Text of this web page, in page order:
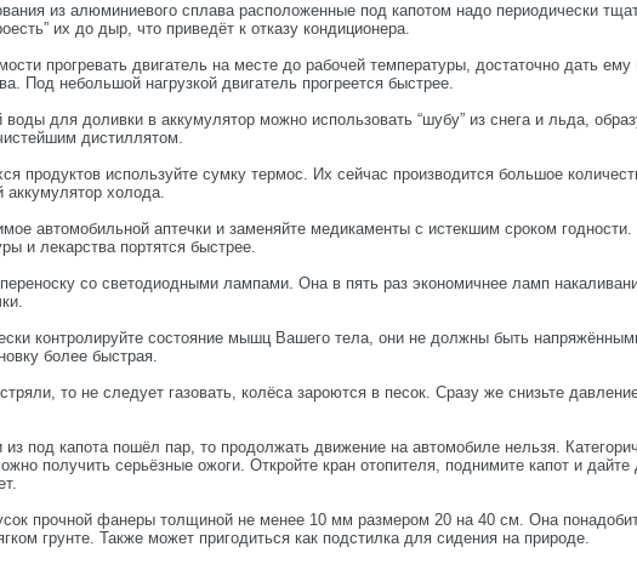
из алюминиевого сплава расположенные под капотом надо периодически
их до дыр, что приведёт к отказу кондиционера.
прогревать двигатель на месте до рабочей температуры, достаточно дать
Под небольшой нагрузкой двигатель прогреется быстрее.
воды для доливки в аккумулятор можно использовать “шубу” из снега и льда,
дистиллятом.
продуктов используйте сумку термос. Их сейчас производится большое
аккумулятор холода.
автомобильной аптечки и заменяйте медикаменты с истекшим сроком
и лекарства портятся быстрее.
со светодиодными лампами. Она в пять раз экономичнее ламп
контролируйте состояние мышц Вашего тела, они не должны быть
более быстрая.
то не следует газовать, колёса зароются в песок. Сразу же снизьте
из под капота пошёл пар, то продолжать движение на автомобиле нельзя.
получить серьёзные ожоги. Откройте кран отопителя, поднимите капот и
прочной фанеры толщиной не менее 10 мм размером 20 на 40 см. Она
грунте. Также может пригодиться как подстилка для сидения на природе.